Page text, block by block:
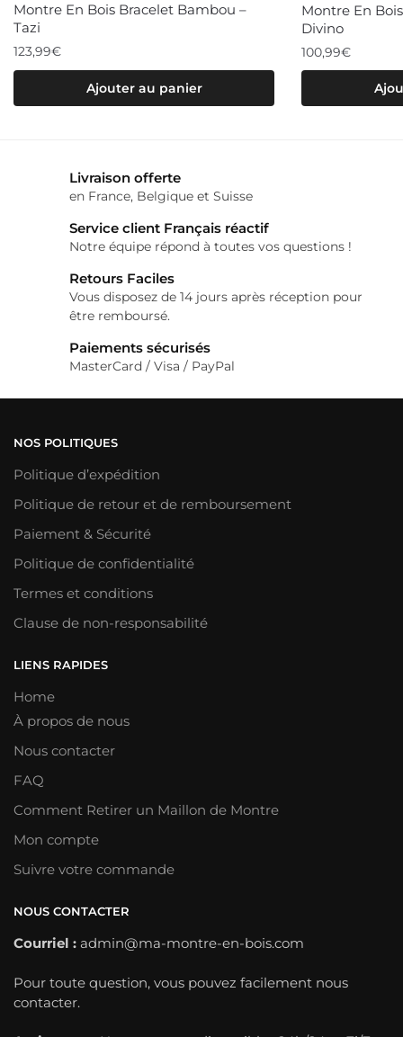
Montre En Bois Bracelet Bambou –
Tazi
123,99€
Ajouter au panier
Montre En
Divino
100,99€
Livraison offerte
en France, Belgique et Suisse
Service client Français réactif
Notre équipe répond à toutes vos questions !
Retours Faciles
Vous disposez de 14 jours après réception pour
être remboursé.
Paiements sécurisés
MasterCard / Visa / PayPal
NOS POLITIQUES
Politique d’expédition
Politique de retour et de remboursement
Paiement & Sécurité
Politique de confidentialité
Termes et conditions
Clause de non-responsabilité
LIENS RAPIDES
Home
À propos de nous
Nous contacter
FAQ
Comment Retirer un Maillon de Montre
Mon compte
Suivre votre commande
NOUS CONTACTER
Courriel : admin@ma-montre-en-bois.com
Pour toute question, vous pouvez facilement nous
contacter.